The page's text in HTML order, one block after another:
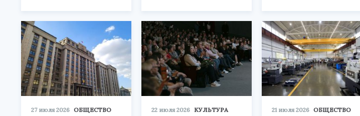
27 июля 2026 ОБЩЕСТВО 22 июля 2026 КУЛЬТУРА 21 июля 2026 ОБЩЕСТВО